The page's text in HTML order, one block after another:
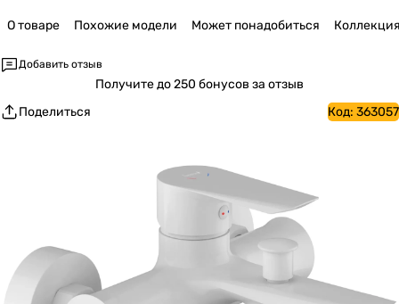
О товаре Похожие модели Может понадобиться
Добавить отзыв
Получитедо 250 бонусов за отзыв
Поделиться
Код: 363057